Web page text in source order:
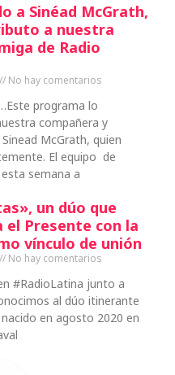
a Sinéad McGrath,
a nuestra
de Radio
No hay comentarios
programa lo
compañera y
McGrath, quien
El equipo de
semana a
un dúo que
Presente con la
vínculo de unión
No hay comentarios
#RadioLatina junto a
al dúo itinerante
en agosto 2020 en